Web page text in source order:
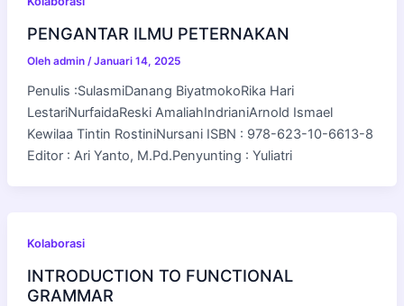
PENGANTAR ILMU PETERNAKAN
Oleh admin /Januari 14, 2025
Penulis :SulasmiDanang BiyatmokoRika Hari
LestariNurfaidaReski AmaliahIndrianiArnold Ismael
Kewilaa Tintin RostiniNursani ISBN : 978-623-10-6613-8
Editor : Ari Yanto, M.Pd.Penyunting : Yuliatri
Kolaborasi
INTRODUCTION TO FUNCTIONAL
GRAMMAR